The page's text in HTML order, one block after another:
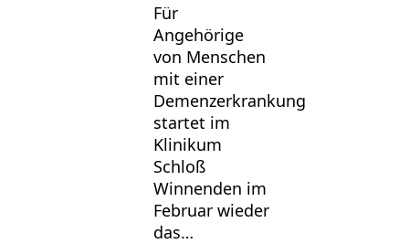
Für
Angehörige
von Menschen
mit einer
Demenzerkrankung
startet im
Klinikum
Schloß
Winnenden im
Februar wieder
das…